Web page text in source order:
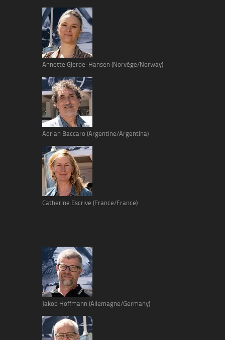
Annette Gjerde-Hansen (Norvège/Norway)
Adrian Baccaro (Argentine/Argentina)
Catherine Escrive (France/France)
Jakob Hoffmann (Allemagne/Germany)